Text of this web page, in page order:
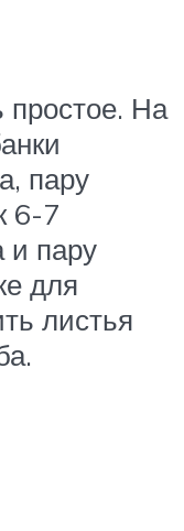
простое. На
пару
6-7
и пару
для
листья